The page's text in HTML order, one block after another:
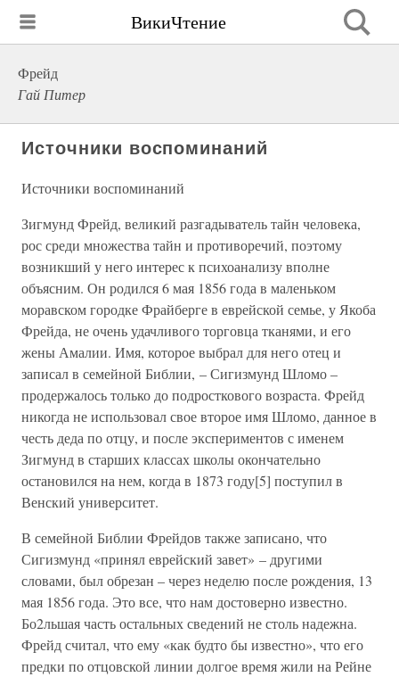
ВикиЧтение
Фрейд
Гай Питер
Источники воспоминаний
Источники воспоминаний
Зигмунд Фрейд, великий разгадыватель тайн человека,
рос среди множества тайн и противоречий, поэтому
возникший у него интерес к психоанализу вполне
объясним. Он родился 6 мая 1856 года в маленьком
моравском городке Фрайберге в еврейской семье, у Якоба
Фрейда, не очень удачливого торговца тканями, и его
жены Амалии. Имя, которое выбрал для него отец и
записал в семейной Библии, – Сигизмунд Шломо –
продержалось только до подросткового возраста. Фрейд
никогда не использовал свое второе имя Шломо, данное в
честь деда по отцу, и после экспериментов с именем
Зигмунд в старших классах школы окончательно
остановился на нем, когда в 1873 году[5] поступил в
Венский университет.
В семейной Библии Фрейдов также записано, что
Сигизмунд «принял еврейский завет» – другими
словами, был обрезан – через неделю после рождения, 13
мая 1856 года. Это все, что нам достоверно известно.
Бо2льшая часть остальных сведений не столь надежна.
Фрейд считал, что ему «как будто бы известно», что его
предки по отцовской линии долгое время жили на Рейне